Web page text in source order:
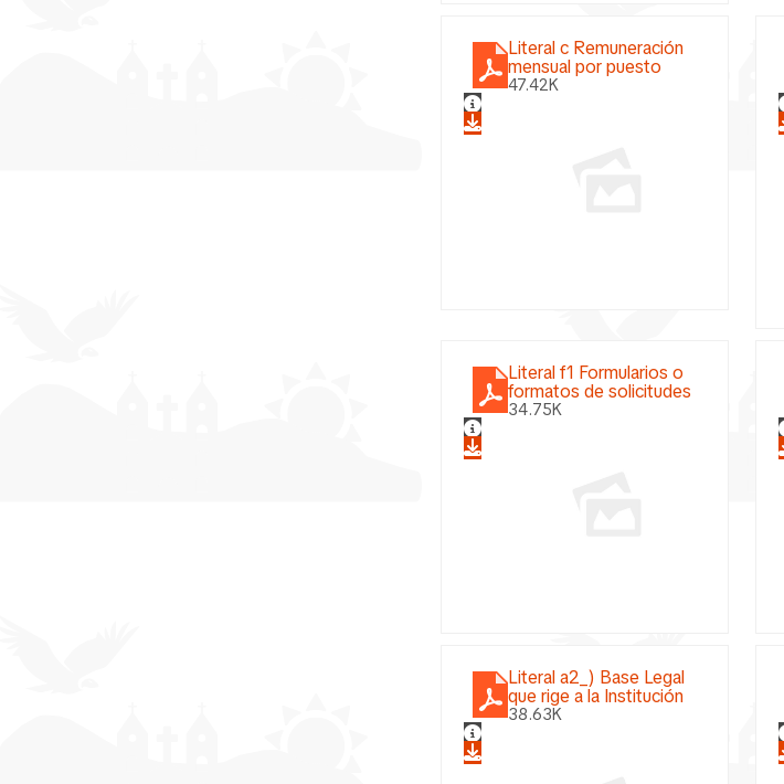
Literal c Remuneración
mensual por puesto
47.42K
Literal f1 Formularios o
formatos de solicitudes
34.75K
Literal a2_) Base Legal
que rige a la Institución
38.63K